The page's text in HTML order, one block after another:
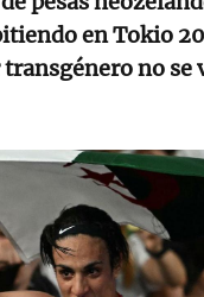
en Tokio
no se